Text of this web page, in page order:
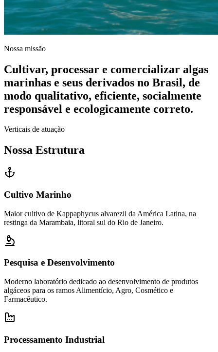
Nossa missão
Cultivar, processar e comercializar algas
marinhas e seus derivados no Brasil, de
modo qualitativo, eficiente, socialmente
responsável e ecologicamente correto.
Verticais de atuação
Nossa Estrutura
Cultivo Marinho
Maior cultivo de Kappaphycus alvarezii da América Latina, na
restinga da Marambaia, litoral sul do Rio de Janeiro.
Pesquisa e Desenvolvimento
Moderno laboratório dedicado ao desenvolvimento de produtos
algáceos para os ramos Alimentício, Agro, Cosmético e
Farmacêutico.
Processamento Industrial